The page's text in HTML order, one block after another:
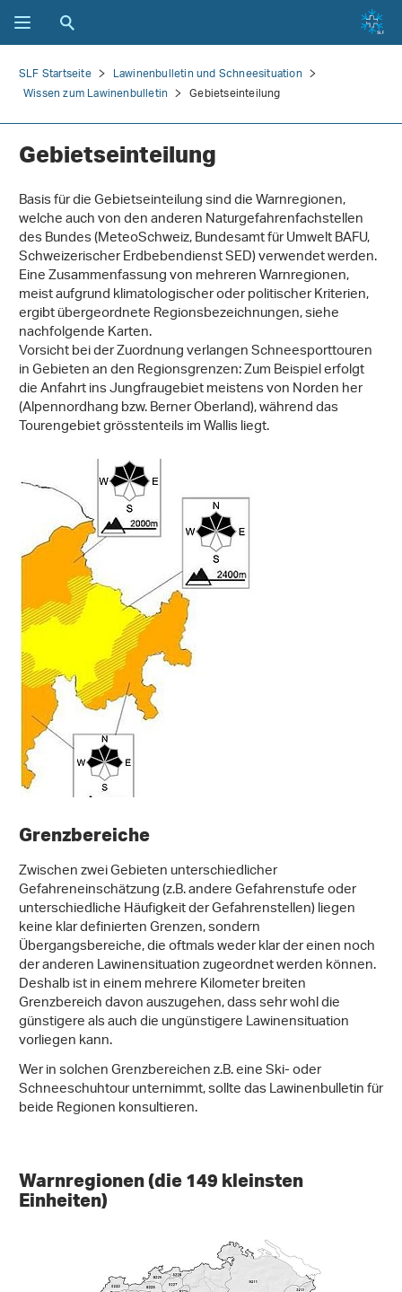
SLF Startseite
Lawinenbulletin und Schneesituation
Wissen zum Lawinenbulletin
Gebietseinteilung
Gebietseinteilung
Basis für die Gebietseinteilung sind die Warnregionen,
welche auch von den anderen Naturgefahrenfachstellen
des Bundes (MeteoSchweiz, Bundesamt für Umwelt BAFU,
Schweizerischer Erdbebendienst SED) verwendet werden.
Eine Zusammenfassung von mehreren Warnregionen,
meist aufgrund klimatologischer oder politischer Kriterien,
ergibt übergeordnete Regionsbezeichnungen, siehe
nachfolgende Karten.
Vorsicht bei der Zuordnung verlangen Schneesporttouren
in Gebieten an den Regionsgrenzen: Zum Beispiel erfolgt
die Anfahrt ins Jungfraugebiet meistens von Norden her
(Alpennordhang bzw. Berner Oberland), während das
Tourengebiet grösstenteils im Wallis liegt.
Grenzbereiche
Zwischen zwei Gebieten unterschiedlicher
Gefahreneinschätzung (z.B. andere Gefahrenstufe oder
unterschiedliche Häufigkeit der Gefahrenstellen) liegen
keine klar definierten Grenzen, sondern
Übergangsbereiche, die oftmals weder klar der einen noch
der anderen Lawinensituation zugeordnet werden können.
Deshalb ist in einem mehrere Kilometer breiten
Grenzbereich davon auszugehen, dass sehr wohl die
günstigere als auch die ungünstigere Lawinensituation
vorliegen kann.
Wer in solchen Grenzbereichen z.B. eine Ski- oder
Schneeschuhtour unternimmt, sollte das Lawinenbulletin für
beide Regionen konsultieren.
Warnregionen (die 149 kleinsten
Einheiten)